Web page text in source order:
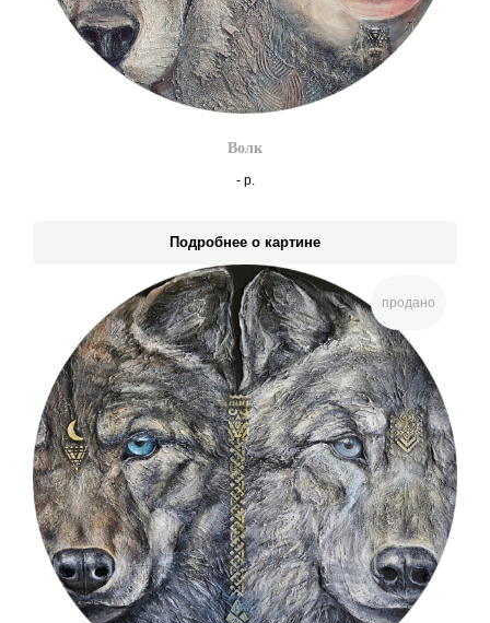
Волк
- р.
Подробнее о картине
продано